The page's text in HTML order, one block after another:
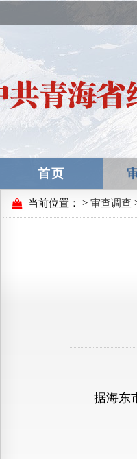
首页
当前位置： > 审查调查
据海东市